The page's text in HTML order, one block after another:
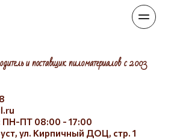
и поставщик пиломатериалов с 2003
ПН-ПТ 08:00 - 17:00
ул. Кирпичный ДОЦ, стр. 1